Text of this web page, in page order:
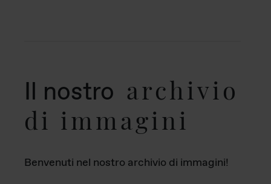
Il nostro archivio
di immagini
Benvenuti nel nostro archivio di immagini!